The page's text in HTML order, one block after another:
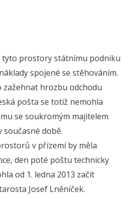
tyto prostory státnímu podniku
spojené se stěhováním.
zažehnat hrozbu odchodu
pošta se totiž nemohla
se soukromým majitelem
současné době.
v přízemí by měla
den poté poštu technicky
od 1. ledna 2013 začít
Josef Lněníček.